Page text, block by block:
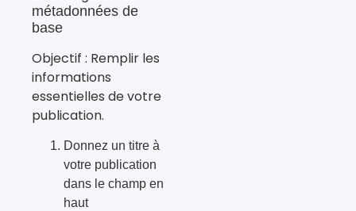
métadonnées de
base
Objectif : Remplir les
informations
essentielles de votre
publication.
Donnez un titre à
votre publication
dans le champ en
haut